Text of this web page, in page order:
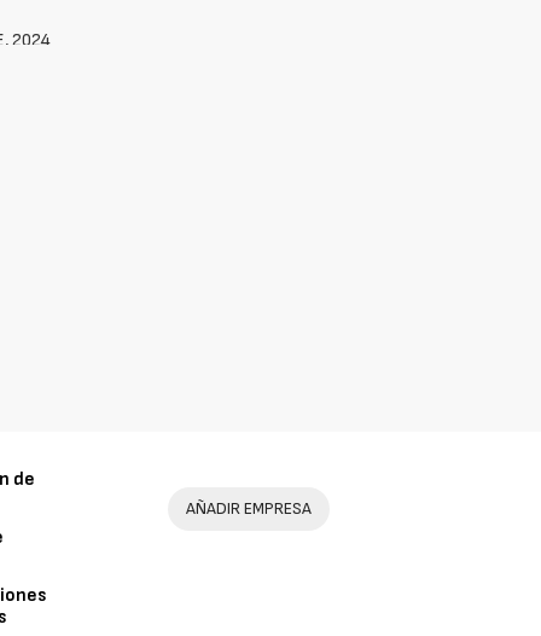
2024
de
AÑADIR EMPRESA